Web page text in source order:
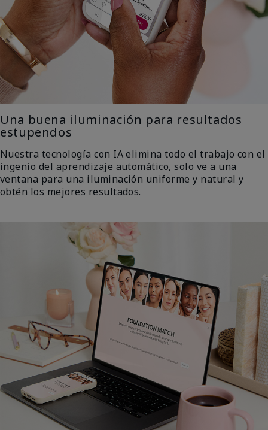
Una buena iluminación para resultados
estupendos
Nuestra tecnología con IA elimina todo el trabajo con el
ingenio del aprendizaje automático, solo ve a una
ventana para una iluminación uniforme y natural y
obtén los mejores resultados.